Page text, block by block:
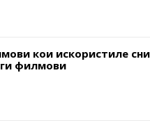
кои искористиле
филмови